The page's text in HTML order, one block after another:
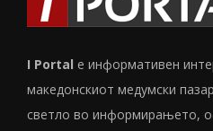
I Portal е информативен
македонскиот медумски
светло во информирањето,